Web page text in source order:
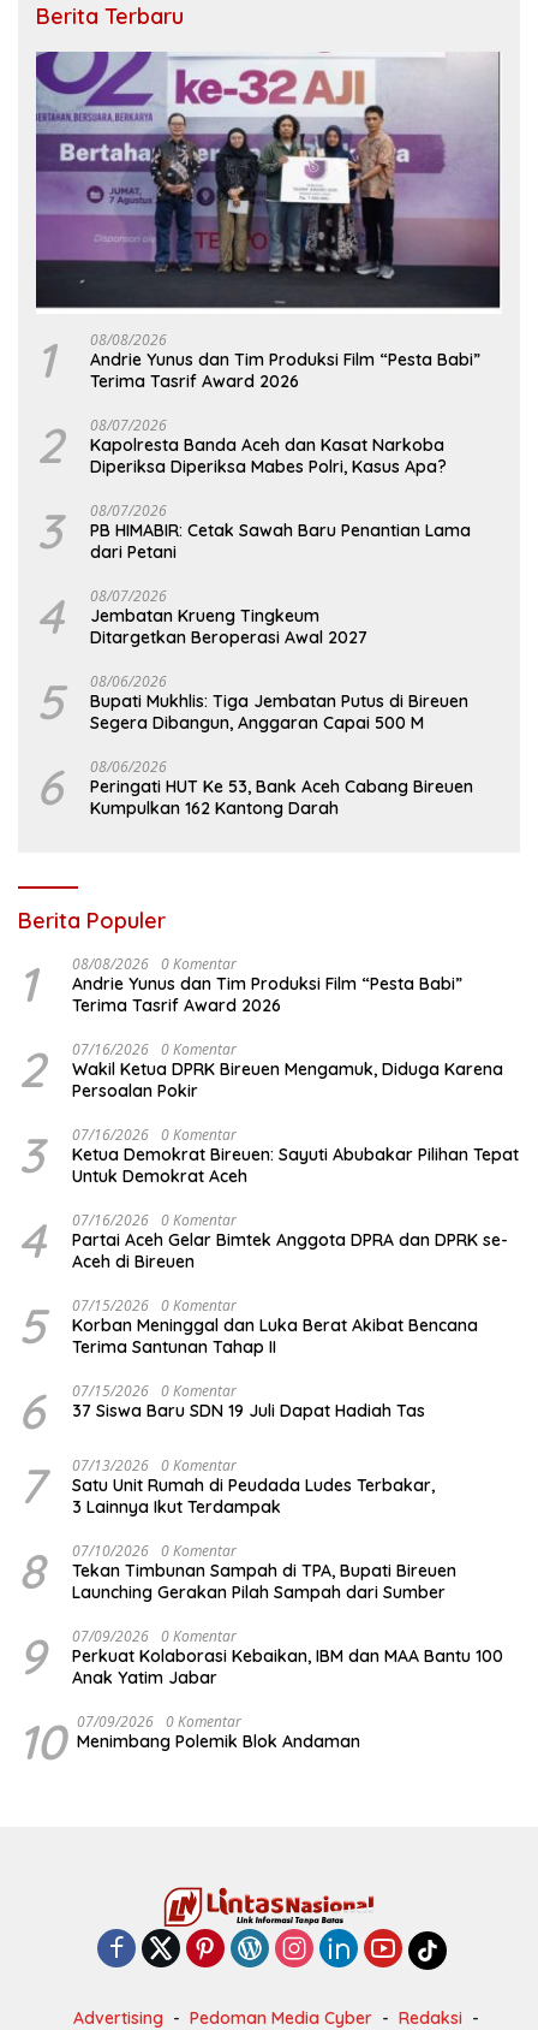
Berita Terbaru
1 08/08/2026
Andrie Yunus dan Tim Produksi Film “Pesta Babi”
Terima Tasrif Award 2026
2 08/07/2026
Kapolresta Banda Aceh dan Kasat Narkoba
Diperiksa Diperiksa Mabes Polri, Kasus Apa?
3 08/07/2026
PB HIMABIR: Cetak Sawah Baru Penantian Lama
dari Petani
4 08/07/2026
Jembatan Krueng Tingkeum
Ditargetkan Beroperasi Awal 2027
5 08/06/2026
Bupati Mukhlis: Tiga Jembatan Putus di Bireuen
Segera Dibangun, Anggaran Capai 500 M
6 08/06/2026
Peringati HUT Ke 53, Bank Aceh Cabang Bireuen
Kumpulkan 162 Kantong Darah
Berita Populer
1 08/08/2026 0 Komentar
Andrie Yunus dan Tim Produksi Film “Pesta Babi”
Terima Tasrif Award 2026
2 07/16/2026 0 Komentar
Wakil Ketua DPRK Bireuen Mengamuk, Diduga Karena
Persoalan Pokir
3 07/16/2026 0 Komentar
Ketua Demokrat Bireuen: Sayuti Abubakar Pilihan Tepat
Untuk Demokrat Aceh
4 07/16/2026 0 Komentar
Partai Aceh Gelar Bimtek Anggota DPRA dan DPRK se-
Aceh di Bireuen
5 07/15/2026 0 Komentar
Korban Meninggal dan Luka Berat Akibat Bencana
Terima Santunan Tahap II
6 07/15/2026 0 Komentar
37 Siswa Baru SDN 19 Juli Dapat Hadiah Tas
7 07/13/2026 0 Komentar
Satu Unit Rumah di Peudada Ludes Terbakar,
3 Lainnya Ikut Terdampak
8 07/10/2026 0 Komentar
Tekan Timbunan Sampah di TPA, Bupati Bireuen
Launching Gerakan Pilah Sampah dari Sumber
9 07/09/2026 0 Komentar
Perkuat Kolaborasi Kebaikan, IBM dan MAA Bantu 100
Anak Yatim Jabar
10 07/09/2026 0 Komentar
Menimbang Polemik Blok Andaman
Advertising Pedoman Media Cyber Redaksi